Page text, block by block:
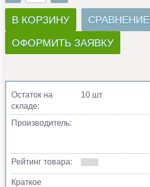
В КОРЗИНУ СРАВНЕНИЕ
ОФОРМИТЬ ЗАЯВКУ
Остаток на
складе:
10 шт
Производитель:
Рейтинг товара:
Краткое